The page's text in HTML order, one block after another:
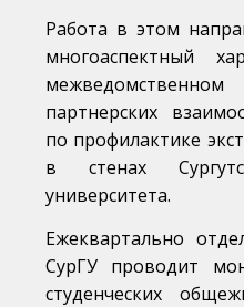
Работа в этом
многоаспектный
партнерских
по профилактике
в стенах
университета.
Ежеквартально
СурГУ проводит
студенческих